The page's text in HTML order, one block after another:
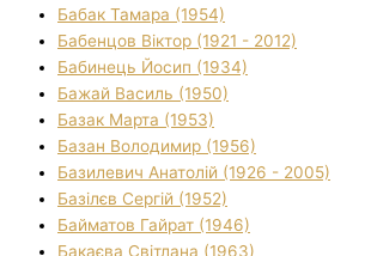
Бабак Тамара (1954)
Бабенцов Віктор (1921 - 2012)
Бабинець Йосип (1934)
Бажай Василь (1950)
Базак Марта (1953)
Базан Володимир (1956)
Базилевич Анатолій (1926 - 2005)
Базілєв Сергій (1952)
Байматов Гайрат (1946)
Бакаєва Світлана (1963)